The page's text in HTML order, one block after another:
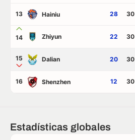
13 Hainiu 28 30
14 Zhiyun 22 30
15 Dalian 20 30
16 Shenzhen 12 30
Estadísticas globales